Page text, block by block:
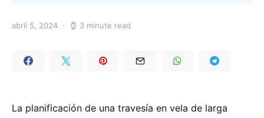
abril 5, 2024 3 minute read
La planificación de una travesía en vela de larga